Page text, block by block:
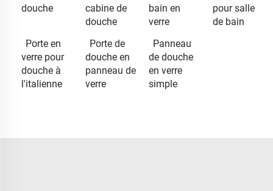
douche
cabine de
douche
bain en
verre
pour salle
de bain
Porte en
verre pour
douche à
l'italienne
Porte de
douche en
panneau de
verre
Panneau
de douche
en verre
simple